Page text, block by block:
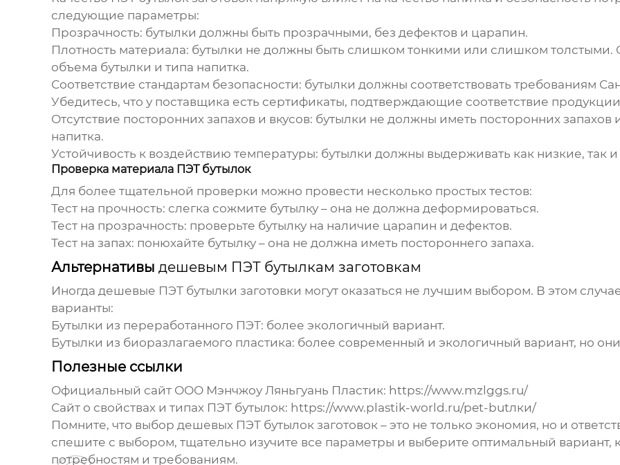
следующие параметры:
Прозрачность: бутылки должны быть прозрачными, без дефектов и царапин.
Плотность материала: бутылки не должны быть слишком тонкими или слишком толстыми.
объема бутылки и типа напитка.
Соответствие стандартам безопасности: бутылки должны соответствовать требованиям
Убедитесь, что у поставщика есть сертификаты, подтверждающие соответствие
Отсутствие посторонних запахов и вкусов: бутылки не должны иметь посторонних запахов
напитка.
Устойчивость к воздействию температуры: бутылки должны выдерживать как низкие, так
Проверка материала ПЭТ бутылок
Для более тщательной проверки можно провести несколько простых тестов:
Тест на прочность: слегка сожмите бутылку – она не должна деформироваться.
Тест на прозрачность: проверьте бутылку на наличие царапин и дефектов.
Тест на запах: понюхайте бутылку – она не должна иметь постороннего запаха.
Альтернативы дешевым ПЭТ бутылкам заготовкам
Иногда дешевые ПЭТ бутылки заготовки могут оказаться не лучшим выбором. В этом
варианты:
Бутылки из переработанного ПЭТ: более экологичный вариант.
Бутылки из биоразлагаемого пластика: более современный и экологичный вариант, но
Полезные ссылки
Официальный сайт ООО Мэнчжоу Ляньгуань Пластик: https://www.mzlggs.ru/
Сайт о свойствах и типах ПЭТ бутылок: https://www.plastik-world.ru/pet-butлки/
Помните, что выбор дешевых ПЭТ бутылок заготовок– это не только экономия, но и
спешите с выбором, тщательно изучите все параметры и выберите оптимальный вариант,
потребностям и требованиям.